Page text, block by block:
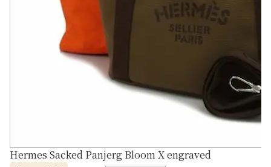
Hermes Sacked Panjerg Bloom X engraved